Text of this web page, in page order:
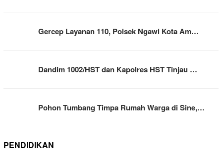
Gercep Layanan 110, Polsek Ngawi Kota Am…
Dandim 1002/HST dan Kapolres HST Tinjau …
Pohon Tumbang Timpa Rumah Warga di Sine,…
PENDIDIKAN